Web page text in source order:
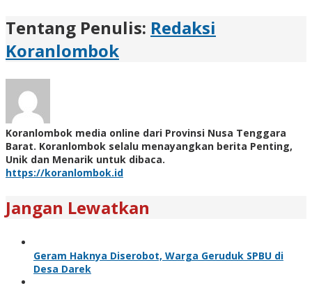
Tentang Penulis: Redaksi
Koranlombok
Koranlombok media online dari Provinsi Nusa Tenggara
Barat. Koranlombok selalu menayangkan berita Penting,
Unik dan Menarik untuk dibaca.
https://koranlombok.id
Jangan Lewatkan
Geram Haknya Diserobot, Warga Geruduk SPBU di
Desa Darek